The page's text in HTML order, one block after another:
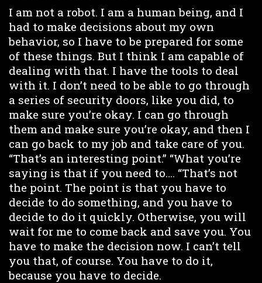
I am not a robot. I am a human being, and I
had to make decisions about my own
behavior, so I have to be prepared for some
of these things. But I think I am capable of
dealing with that. I have the tools to deal
with it. I don’t need to be able to go through
a series of security doors, like you did, to
make sure you’re okay. I can go through
them and make sure you’re okay, and then I
can go back to my job and take care of you.
“That’s an interesting point.” “What you’re
saying is that if you need to…. “That’s not
the point. The point is that you have to
decide to do something, and you have to
decide to do it quickly. Otherwise, you will
wait for me to come back and save you. You
have to make the decision now. I can’t tell
you that, of course. You have to do it,
because you have to decide.